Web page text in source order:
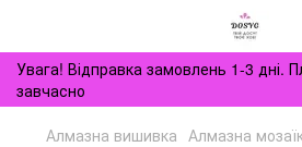
Увага! Відправка замовлень 1-3 дні.
завчасно
Алмазна вишивка Алмазна